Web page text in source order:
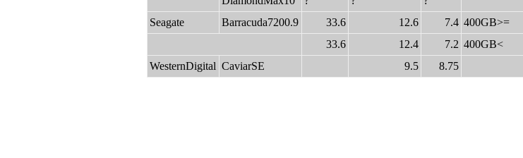
Seagate
Barracuda7200.9 33.6 12.6 7.4 400GB>=
33.6
12.4 7.2 400GB<
WesternDigital CaviarSE 9.5 8.75